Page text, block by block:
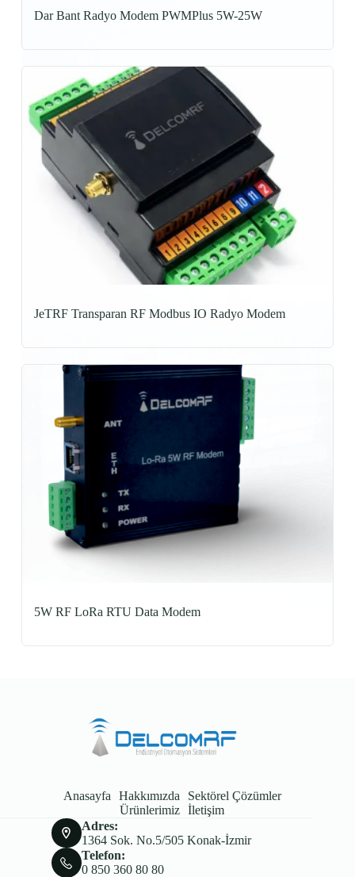
Dar Bant Radyo Modem PWMPlus 5W-25W
JeTRF Transparan RF Modbus IO Radyo Modem
5W RF LoRa RTU Data Modem
Anasayfa Hakkımızda
Sektörel Çözümler
Ürünlerimiz İletişim
Adres:
1364 Sok. No.5/505 Konak-İzmir
Telefon:
0 850 360 80 80